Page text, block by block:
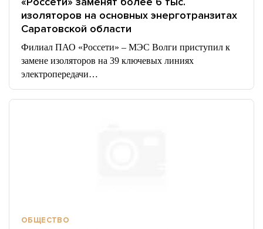
изоляторов на основных энерготранзитах
Саратовской области
Филиал ПАО «Россети» – МЭС Волги приступил к
замене изоляторов на 39 ключевых линиях
электропередачи…
ОБЩЕСТВО